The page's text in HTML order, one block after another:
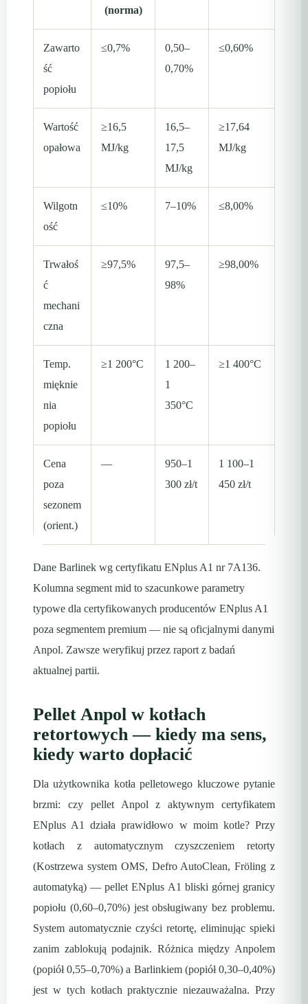
(norma)
Zawarto
ść
popiołu
≤0,7%
0,50–
0,70%
≤0,60%
Wartość
opałowa
≥16,5
MJ/kg
16,5–
17,5
MJ/kg
≥17,64
MJ/kg
Wilgotn
ość
≤10% 7–10% ≤8,00%
Trwałoś
ć
mechani
czna
≥97,5%
97,5–
98%
≥98,00%
Temp.
mięknie
nia
popiołu
≥1 200°C
1 200–
1
350°C
≥1 400°C
Cena
poza
sezonem
(orient.)
—
950–1
300 zł/t
1 100–1
450 zł/t
Dane Barlinek wg certyfikatu ENplus A1 nr 7A136.
Kolumna segment mid to szacunkowe parametry
typowe dla certyfikowanych producentów ENplus A1
poza segmentem premium — nie są oficjalnymi danymi
Anpol. Zawsze weryfikuj przez raport z badań
aktualnej partii.
Pellet Anpol w kotłach
retortowych — kiedy ma sens,
kiedy warto dopłacić
Dla użytkownika kotła pelletowego kluczowe pytanie
brzmi: czy pellet Anpol z aktywnym certyfikatem
ENplus A1 działa prawidłowo w moim kotle? Przy
kotłach z automatycznym czyszczeniem retorty
(Kostrzewa system OMS, Defro AutoClean, Fröling z
automatyką) — pellet ENplus A1 bliski górnej granicy
popiołu (0,60–0,70%) jest obsługiwany bez problemu.
System automatycznie czyści retortę, eliminując spieki
zanim zablokują podajnik. Różnica między Anpolem
(popiół 0,55–0,70%) a Barlinkiem (popiół 0,30–0,40%)
jest w tych kotłach praktycznie niezauważalna. Przy